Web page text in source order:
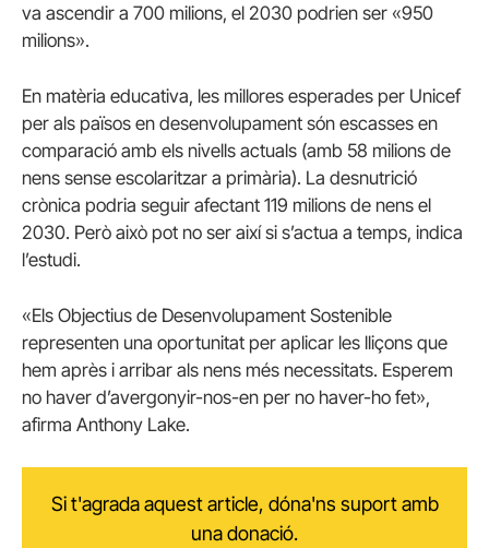
va ascendir a 700 milions, el 2030 podrien ser «950
milions».
En matèria educativa, les millores esperades per Unicef ​​
per als països en desenvolupament són escasses en
comparació amb els nivells actuals (amb 58 milions de
nens sense escolaritzar a primària). La desnutrició
crònica podria seguir afectant 119 milions de nens el
2030. Però això pot no ser així si s’actua a temps, indica
l’estudi.
«Els Objectius de Desenvolupament Sostenible
representen una oportunitat per aplicar les lliçons que
hem après i arribar als nens més necessitats. Esperem
no haver d’avergonyir-nos-en per no haver-ho fet»,
afirma Anthony Lake.
Si t'agrada aquest article, dóna'ns suport amb
una donació.